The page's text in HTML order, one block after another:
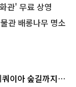
관' 무료 상영
관 배롱나무 명소
쿼이아 숲길까지…